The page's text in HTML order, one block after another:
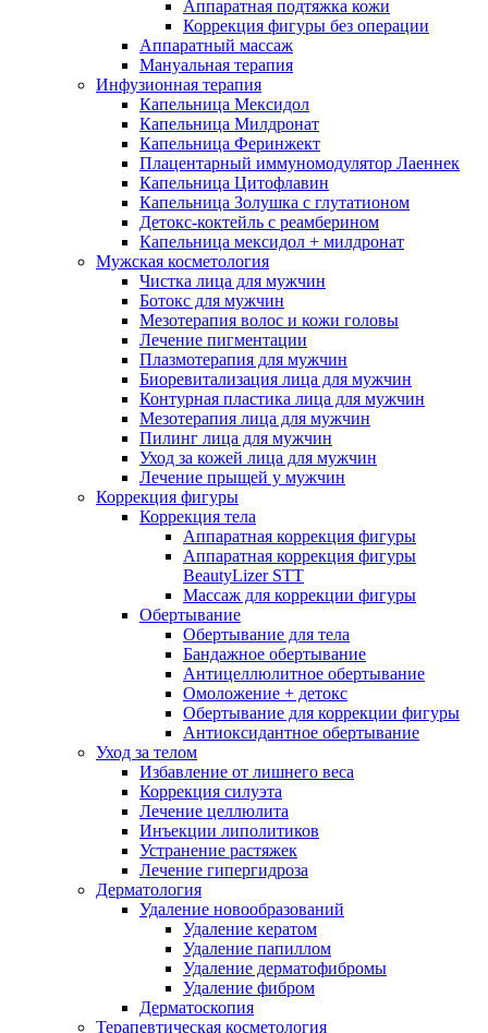
Аппаратная подтяжка кожи
Коррекция фигуры без операции
Аппаратный массаж
Мануальная терапия
Инфузионная терапия
Капельница Мексидол
Капельница Милдронат
Капельница Феринжект
Плацентарный иммуномодулятор Лаеннек
Капельница Цитофлавин
Капельница Золушка с глутатионом
Детокс-коктейль с реамберином
Капельница мексидол + милдронат
Мужская косметология
Чистка лица для мужчин
Ботокс для мужчин
Мезотерапия волос и кожи головы
Лечение пигментации
Плазмотерапия для мужчин
Биоревитализация лица для мужчин
Контурная пластика лица для мужчин
Мезотерапия лица для мужчин
Пилинг лица для мужчин
Уход за кожей лица для мужчин
Лечение прыщей у мужчин
Коррекция фигуры
Коррекция тела
Аппаратная коррекция фигуры
Аппаратная коррекция фигуры
BeautyLizer STT
Массаж для коррекции фигуры
Обертывание
Обертывание для тела
Бандажное обертывание
Антицеллюлитное обертывание
Омоложение + детокс
Обертывание для коррекции фигуры
Антиоксидантное обертывание
Уход за телом
Избавление от лишнего веса
Коррекция силуэта
Лечение целлюлита
Инъекции липолитиков
Устранение растяжек
Лечение гипергидроза
Дерматология
Удаление новообразований
Удаление кератом
Удаление папиллом
Удаление дерматофибромы
Удаление фибром
Дерматоскопия
Терапевтическая косметология